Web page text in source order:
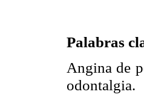
Palabras
Angina de
odontalgia.